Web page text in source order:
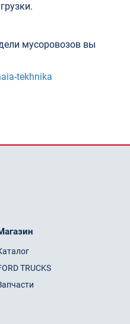
мусоровозов вы
tekhnika
TRUCKS